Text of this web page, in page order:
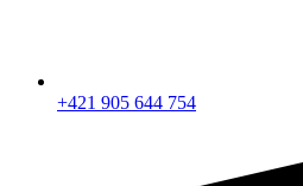
+421 905 644 754